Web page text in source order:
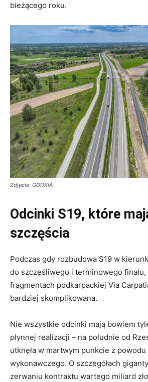
bieżącego roku.
Zdjęcie: GDDKiA
Odcinki S19, które
szczęścia
Podczas gdy rozbudowa S19 w
do szczęśliwego i terminowego
fragmentach podkarpackiej Via
bardziej skomplikowana.
Nie wszystkie odcinki mają bowiem
płynnej realizacji – na południe od
utknęła w martwym punkcie z
wykonawczego. O szczegółach
zerwaniu kontraktu wartego miliard